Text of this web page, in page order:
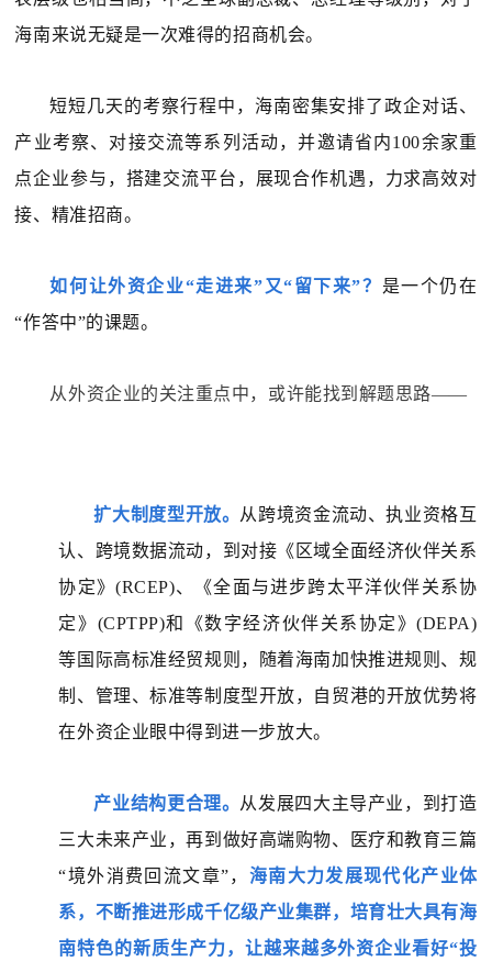
海南来说无疑是一次难得的招商机会。
短短几天的考察行程中，海南密集安排了政企对话、
产业考察、对接交流等系列活动，并邀请省内100余家重
点企业参与，搭建交流平台，展现合作机遇，力求高效对
接、精准招商。
如何让外资企业“走进来”又“留下来”？ 是一个仍在
“作答中”的课题。
从外资企业的关注重点中，或许能找到解题思路——
扩大制度型开放。 从跨境资金流动、执业资格互
认、跨境数据流动，到对接《区域全面经济伙伴关系
协定》(RCEP)、《全面与进步跨太平洋伙伴关系协
定》(CPTPP)和《数字经济伙伴关系协定》(DEPA)
等国际高标准经贸规则，随着海南加快推进规则、规
制、管理、标准等制度型开放，自贸港的开放优势将
在外资企业眼中得到进一步放大。
产业结构更合理。 从发展四大主导产业，到打造
三大未来产业，再到做好高端购物、医疗和教育三篇
“境外消费回流文章”， 海南大力发展现代化产业体
系，不断推进形成千亿级产业集群，培育壮大具有海
南特色的新质生产力，让越来越多外资企业看好“投